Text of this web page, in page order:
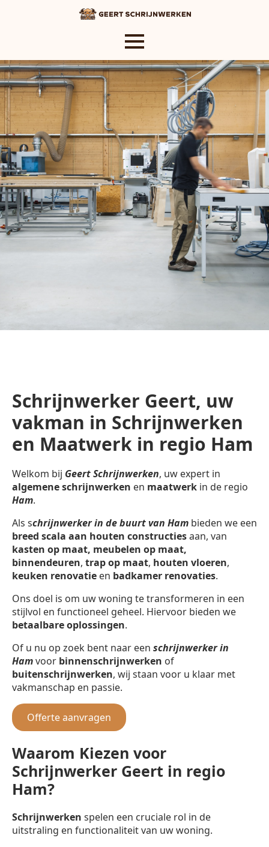
Schrijnwerker Geert, uw
vakman in Schrijnwerken
en Maatwerk in regio Ham
Welkom bij Geert Schrijnwerken, uw expert in
algemene schrijnwerken en maatwerk in de regio
Ham.
Als schrijnwerker in de buurt van Ham bieden we een
breed scala aan houten constructiesaan, van
kasten op maat, meubelen op maat,
binnendeuren, trap op maat, houten vloeren,
keuken renovatie en badkamer renovaties.
Ons doel is om uw woning te transformeren in een
stijlvol en functioneel geheel. Hiervoor bieden we
betaalbare oplossingen.
Of u nu op zoek bent naar een schrijnwerker in
Hamvoor binnenschrijnwerken of
buitenschrijnwerken, wij staan voor u klaar met
vakmanschap en passie.
Offerte aanvragen
Waarom Kiezen voor
Schrijnwerker Geert in regio
Ham?
Schrijnwerken spelen een cruciale rol in de
uitstraling en functionaliteit van uw woning.